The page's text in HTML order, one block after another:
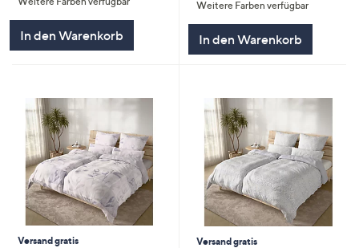
In den Warenkorb
5
Weitere Farben verfügbar
In den Warenkorb
Versand gratis
Versand gratis